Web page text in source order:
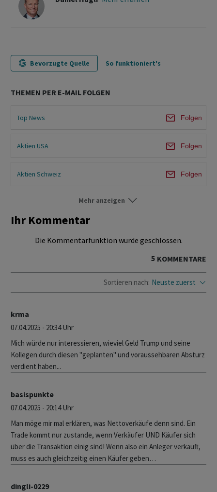
Bevorzugte Quelle So funktioniert's
THEMEN PER E-MAIL FOLGEN
Top News Folgen
Aktien USA Folgen
Aktien Schweiz Folgen
Mehr anzeigen
Ihr Kommentar
Die Kommentarfunktion wurde geschlossen.
5 KOMMENTARE
Sortieren nach: Neuste zuerst
krma
07.04.2025 - 20:34 Uhr
Mich würde nur interessieren, wieviel Geld Trump und seine
Kollegen durch diesen "geplanten" und voraussehbaren Absturz
verdient haben...
basispunkte
07.04.2025 - 20:14 Uhr
Man möge mir mal erklären, was Nettoverkäufe denn sind. Ein
Trade kommt nur zustande, wenn Verkäufer UND Käufer sich
über die Transaktion einig sind! Wenn also ein Anleger verkauft,
muss es auch gleichzeitig einen Käufer geben…
dingli-0229